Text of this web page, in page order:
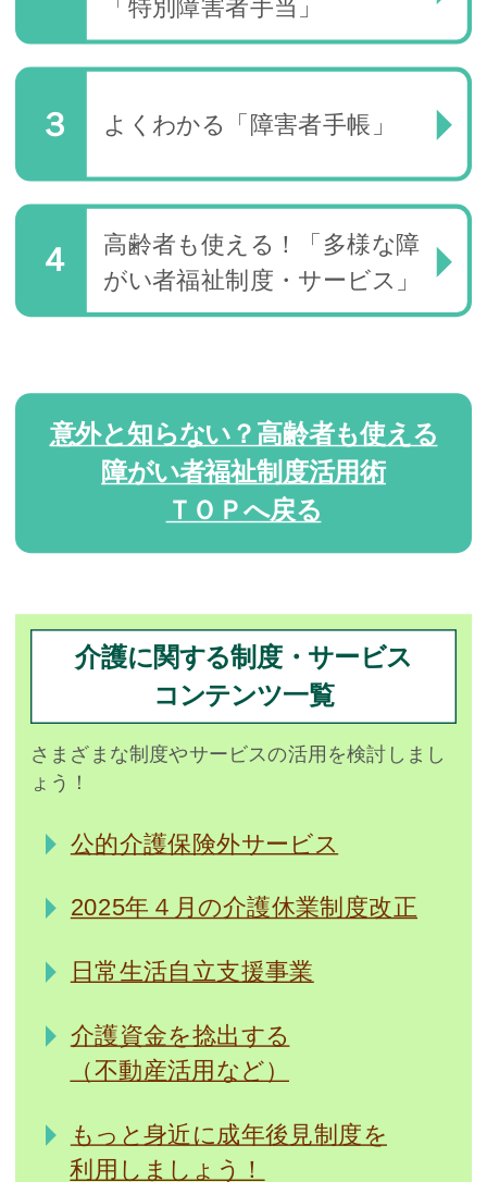
「特別障害者手当」
よくわかる「障害者手帳」
高齢者も使える！「多様な障
がい者福祉制度・サービス」
意外と知らない？高齢者も使える
障がい者福祉制度活用術
ＴＯＰへ戻る
介護に関する制度・サービス
コンテンツ一覧
さまざまな制度やサービスの活用を検討しまし
ょう！
公的介護保険外サービス
2025年４月の介護休業制度改正
日常生活自立支援事業
介護資金を捻出する
（不動産活用など）
もっと身近に成年後見制度を
利用しましょう！